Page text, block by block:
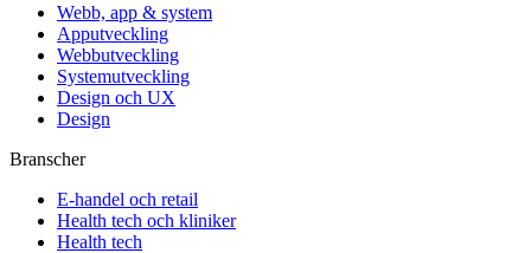
Webb, app & system
Apputveckling
Webbutveckling
Systemutveckling
Design och UX
Design
Branscher
E-handel och retail
Health tech och kliniker
Health tech